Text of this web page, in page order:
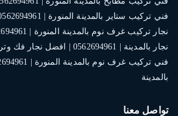
فني تركيب ستاير بالمدينة المنورة | 0562694961 | افضل نجار
نجار تركيب غرف نوم بالمدينة المنورة | 0562694961 | افضل الخدمات
نجار بالمدينة | 0562694961 | افضل نجار فك وتركيب وصيانة
بالمدينة
تواصل معنا